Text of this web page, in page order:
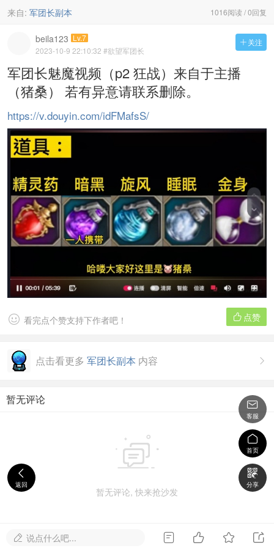
1016阅读 / 0回复
来自: 军团长副本
 关注
beila123 Lv.7
2023-10-9 22:10:32 #欲望军团长
军团长魅魔视频（p2 狂战）来自于主播
（猪桑） 若有异意请联系删除。
https://v.douyin.com/idFMafsS/
 点赞
 看完点个赞支持下作者吧！

点击看更多 军团长副本 内容
暂无评论

暂无评论, 快来抢沙发

返回

客服

首页

分享
 说点什么吧...    